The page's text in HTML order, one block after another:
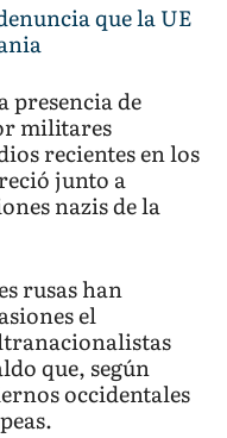
que la UE
presencia de
militares
recientes en los
junto a
nazis de la
rusas han
el
que, según
occidentales